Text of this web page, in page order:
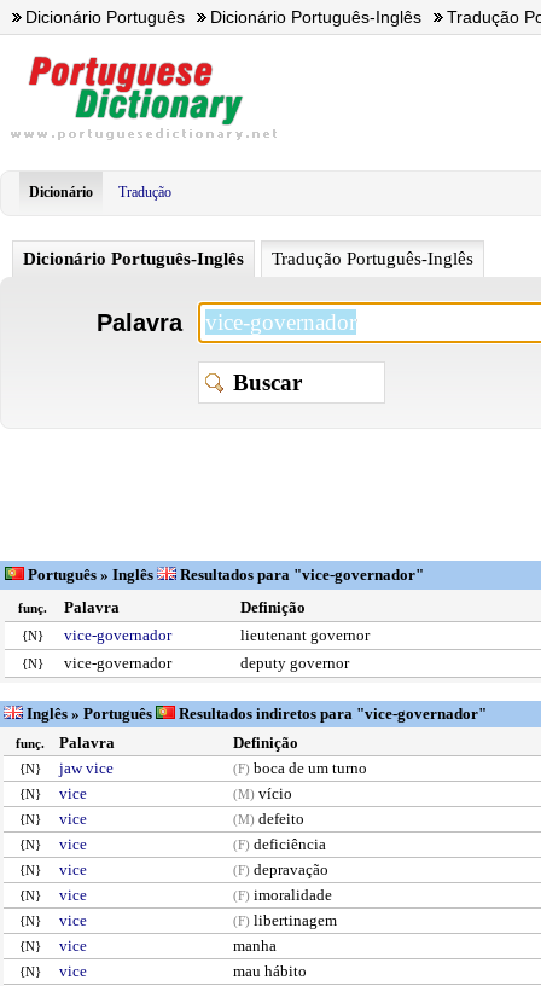
Dicionário Português Dicionário Português-Inglês Tradução
Dicionário Tradução
Dicionário Português-Inglês Tradução Português-Inglês
Palavra
Português » Inglês Resultados para "vice-governador"
funç. Palavra Definição
{N} vice-governador lieutenant governor
{N} vice-governador deputy governor
Inglês » Português Resultados indiretos para "vice-governador"
funç. Palavra Definição
{N} jaw vice (F) boca de um turno
{N} vice (M) vício
{N} vice (M) defeito
{N} vice (F) deficiência
{N} vice (F) depravação
{N} vice (F) imoralidade
{N} vice (F) libertinagem
{N} vice manha
{N} vice mau hábito